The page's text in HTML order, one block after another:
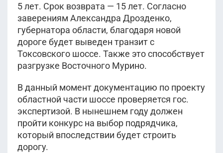
5 лет. Срок возврата — 15 лет. Согласно
заверениям Александра Дрозденко,
губернатора области, благодаря новой
дороге будет выведен транзит с
Токсовского шоссе. Также это способствует
разгрузке Восточного Мурино.
В данный момент документацию по проекту
областной части шоссе проверяется гос.
экспертизой. В нынешнем году должен
пройти конкурс на выбор подрядчика,
который впоследствии будет строить
дорогу.